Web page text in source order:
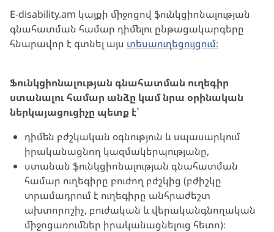
E-disability.am կայքի միջոցով ֆունկցիոնալության
գնահատման համար դիմելու ընթացակարգերը
հնարավոր է գտնել այս տեսաուղեցույցում։
Ֆունկցիոնալության գնահատման ուղեգիր
ստանալու համար անձը կամ նրա օրինական
ներկայացուցիչը պետք է՝
դիմեն բժշկական օգնություն և սպասարկում
իրականացնող կազմակերպությանը,
ստանան ֆունկցիոնալության գնահատման
համար ուղեգիրը բուժող բժշկից (բժիշկը
տրամադրում է ուղեգիրը անհրաժեշտ
ախտորոշիչ, բուժական և վերականգնողական
միջոցառումներ իրականացնելուց հետո)։